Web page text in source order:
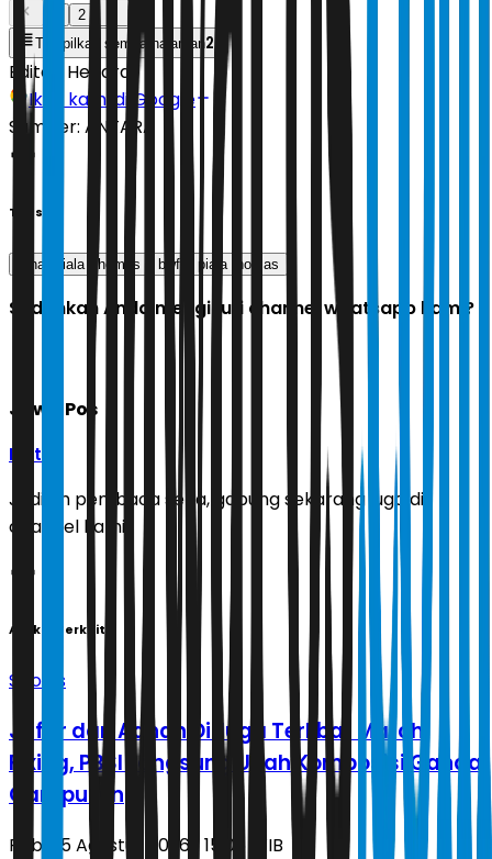
2
Tampilkan semua halaman2
Editor: Hendra
Ikuti kami di Google
Sumber: ANTARA
Tags
Final Piala Thomas bwf piala thomas
Sudahkah Anda mengikuti channel whatsapp kami?
Jawa Pos
Ikuti
Jadilah pembaca setia, gabung sekarang juga di
channel kami!
Artikel Terkait
Sports
Jafar dan Adnan Diduga Terlibat Match
Fixing, PBSI Langsung Ubah Komposisi Ganda
Campuran
Rabu, 5 Agustus 2026 | 15.06 WIB